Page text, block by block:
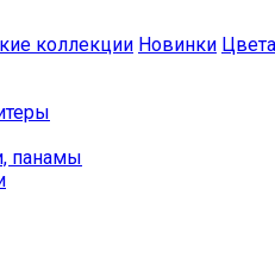
коллекции Новинки Цвета
панамы